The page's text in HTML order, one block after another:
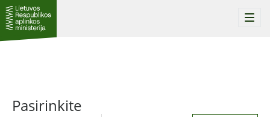
Pasirinkite